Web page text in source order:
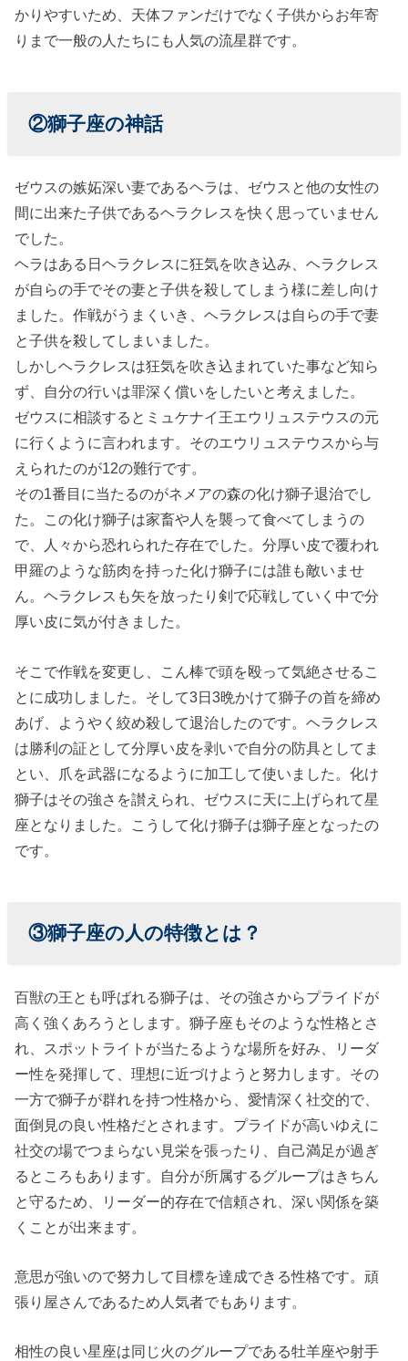
かりやすいため、天体ファンだけでなく子供からお年寄
りまで一般の人たちにも人気の流星群です。
②獅子座の神話
ゼウスの嫉妬深い妻であるヘラは、ゼウスと他の女性の
間に出来た子供であるヘラクレスを快く思っていません
でした。
ヘラはある日ヘラクレスに狂気を吹き込み、ヘラクレス
が自らの手でその妻と子供を殺してしまう様に差し向け
ました。作戦がうまくいき、ヘラクレスは自らの手で妻
と子供を殺してしまいました。
しかしヘラクレスは狂気を吹き込まれていた事など知ら
ず、自分の行いは罪深く償いをしたいと考えました。
ゼウスに相談するとミュケナイ王エウリュステウスの元
に行くように言われます。そのエウリュステウスから与
えられたのが12の難行です。
その1番目に当たるのがネメアの森の化け獅子退治でし
た。この化け獅子は家畜や人を襲って食べてしまうの
で、人々から恐れられた存在でした。分厚い皮で覆われ
甲羅のような筋肉を持った化け獅子には誰も敵いませ
ん。ヘラクレスも矢を放ったり剣で応戦していく中で分
厚い皮に気が付きました。
そこで作戦を変更し、こん棒で頭を殴って気絶させるこ
とに成功しました。そして3日3晩かけて獅子の首を締め
あげ、ようやく絞め殺して退治したのです。ヘラクレス
は勝利の証として分厚い皮を剥いで自分の防具としてま
とい、爪を武器になるように加工して使いました。化け
獅子はその強さを讃えられ、ゼウスに天に上げられて星
座となりました。こうして化け獅子は獅子座となったの
です。
③獅子座の人の特徴とは？
百獣の王とも呼ばれる獅子は、その強さからプライドが
高く強くあろうとします。獅子座もそのような性格とさ
れ、スポットライトが当たるような場所を好み、リーダ
ー性を発揮して、理想に近づけようと努力します。その
一方で獅子が群れを持つ性格から、愛情深く社交的で、
面倒見の良い性格だとされます。プライドが高いゆえに
社交の場でつまらない見栄を張ったり、自己満足が過ぎ
るところもあります。自分が所属するグループはきちん
と守るため、リーダー的存在で信頼され、深い関係を築
くことが出来ます。
意思が強いので努力して目標を達成できる性格です。頑
張り屋さんであるため人気者でもあります。
相性の良い星座は同じ火のグループである牡羊座や射手